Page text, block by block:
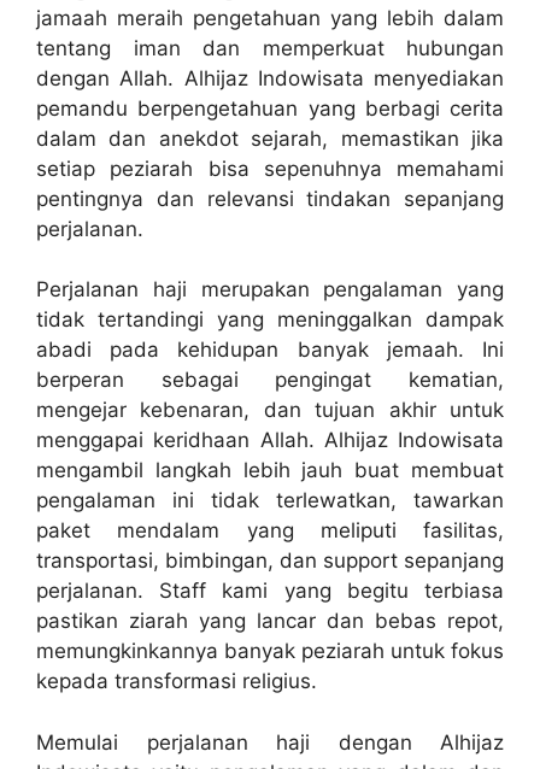
jamaah meraih pengetahuan yang lebih dalam
tentang iman dan memperkuat hubungan
dengan Allah. Alhijaz Indowisata menyediakan
pemandu berpengetahuan yang berbagi cerita
dalam dan anekdot sejarah, memastikan jika
setiap peziarah bisa sepenuhnya memahami
pentingnya dan relevansi tindakan sepanjang
perjalanan.
Perjalanan haji merupakan pengalaman yang
tidak tertandingi yang meninggalkan dampak
abadi pada kehidupan banyak jemaah. Ini
berperan sebagai pengingat kematian,
mengejar kebenaran, dan tujuan akhir untuk
menggapai keridhaan Allah. Alhijaz Indowisata
mengambil langkah lebih jauh buat membuat
pengalaman ini tidak terlewatkan, tawarkan
paket mendalam yang meliputi fasilitas,
transportasi, bimbingan, dan support sepanjang
perjalanan. Staff kami yang begitu terbiasa
pastikan ziarah yang lancar dan bebas repot,
memungkinkannya banyak peziarah untuk fokus
kepada transformasi religius.
Memulai perjalanan haji dengan Alhijaz